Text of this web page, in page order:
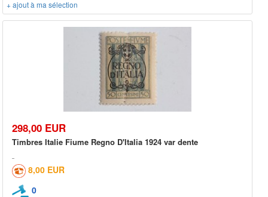
+ ajout à ma sélection
298,00 EUR
Timbres Italie Fiume Regno D'Italia 1924 var dente
8,00 EUR
0